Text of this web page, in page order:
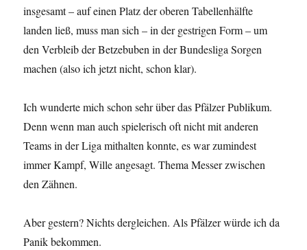
insgesamt – auf einen Platz der oberen Tabellenhälfte
landen ließ, muss man sich – in der gestrigen Form – um
den Verbleib der Betzebuben in der Bundesliga Sorgen
machen (also ich jetzt nicht, schon klar).
Ich wunderte mich schon sehr über das Pfälzer Publikum.
Denn wenn man auch spielerisch oft nicht mit anderen
Teams in der Liga mithalten konnte, es war zumindest
immer Kampf, Wille angesagt. Thema Messer zwischen
den Zähnen.
Aber gestern? Nichts dergleichen. Als Pfälzer würde ich da
Panik bekommen.